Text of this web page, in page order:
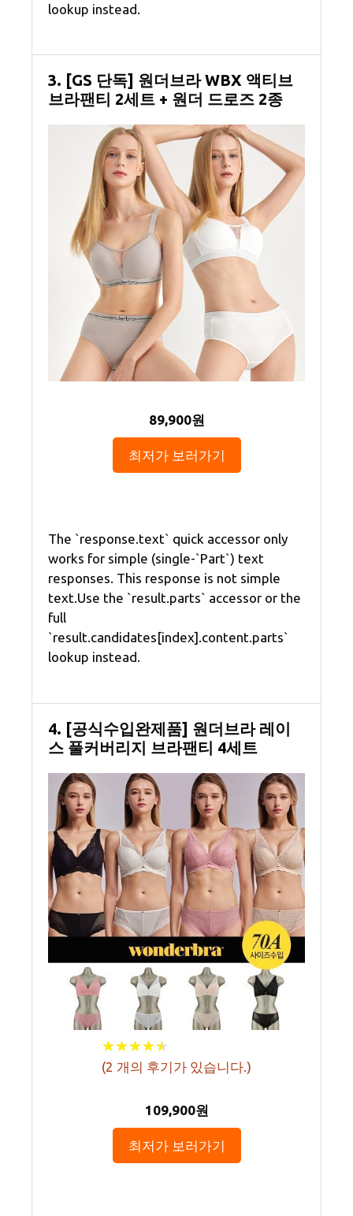
lookup instead.
3. [GS 단독] 원더브라 WBX 액티브
브라팬티 2세트 + 원더 드로즈 2종
89,900원
최저가 보러가기
The `response.text` quick accessor only
works for simple (single-`Part`) text
responses. This response is not simple
text.Use the `result.parts` accessor or the
full
`result.candidates[index].content.parts`
lookup instead.
4. [공식수입완제품] 원더브라 레이
스 풀커버리지 브라팬티 4세트
★★★★★
★★★★★
(2 개의 후기가 있습니다.)
109,900원
최저가 보러가기